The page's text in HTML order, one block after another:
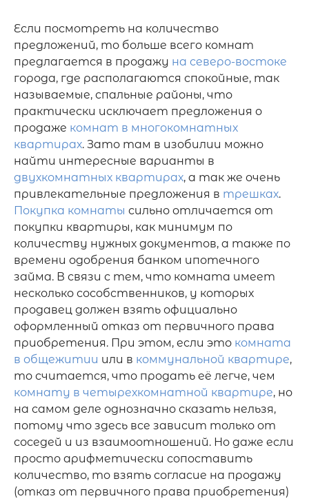
Если посмотреть на количество
предложений, то больше всего комнат
предлагается в продажу на северо-востоке
города, где располагаются спокойные, так
называемые, спальные районы, что
практически исключает предложения о
продаже комнат в многокомнатных
квартирах. Зато там в изобилии можно
двухкомнатных квартирах, а так же очень
привлекательные предложения в трешках
Покупка комнаты сильно отличается от
покупки квартиры, как минимум по
количеству нужных документов, а также по
времени одобрения банком ипотечного
займа. В связи с тем, что комната имеет
несколько сособственников, у которых
продавец должен взять официально
оформленный отказ от первичного права
приобретения. При этом, если это комната
в общежитии или в коммунальной квартире,
комнату в четырехкомнатной квартире, но
на самом деле однозначно сказать нельзя,
потому что здесь все зависит только от
соседей и из взаимоотношений. Но даже если
просто арифметически сопоставить
количество, то взять согласие на продажу
(отказ от первичного права приобретения)